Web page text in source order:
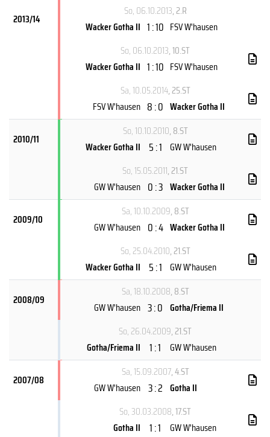
2013/14
So, 06.10.2013, 2.R
Wacker Gotha II 1 : 10 FSV W'hausen
So, 06.10.2013, 10.ST
Wacker Gotha II 1 : 10 FSV W'hausen
Sa, 10.05.2014, 25.ST
FSV W'hausen 8 : 0 Wacker Gotha II
2010/11
So, 10.10.2010, 8.ST
Wacker Gotha II
5 : 1 GW W'hausen
So, 15.05.2011, 21.ST
GW W'hausen 0 : 3 Wacker Gotha II
2009/10
Sa, 10.10.2009, 8.ST
GW W'hausen 0 : 4 Wacker Gotha II
So, 25.04.2010, 21.ST
Wacker Gotha II
5 : 1 GW W'hausen
2008/09
Sa, 18.10.2008, 8.ST
GW W'hausen 3 : 0 Gotha/Friema II
So, 26.04.2009, 21.ST
Gotha/Friema II
1 : 1 GW W'hausen
2007/08
Sa, 15.09.2007, 4.ST
GW W'hausen 3 : 2 Gotha II
So, 30.03.2008, 17.ST
Gotha II
1 : 1 GW W'hausen